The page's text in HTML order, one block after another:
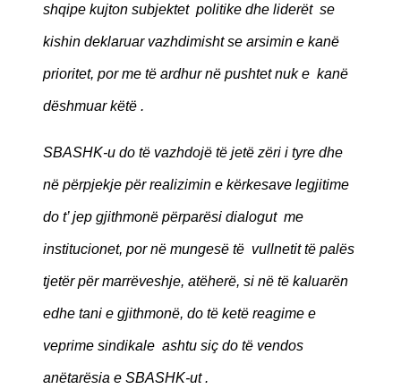
shqipe kujton subjektet politike dhe liderët se
kishin deklaruar vazhdimisht se arsimin e kanë
prioritet, por me të ardhur në pushtet nuk e kanë
dëshmuar këtë .
SBASHK-u do të vazhdojë të jetë zëri i tyre dhe
në përpjekje për realizimin e kërkesave legjitime
do t’ jep gjithmonë përparësi dialogut me
institucionet, por në mungesë të vullnetit të palës
tjetër për marrëveshje, atëherë, si në të kaluarën
edhe tani e gjithmonë, do të ketë reagime e
veprime sindikale ashtu siç do të vendos
anëtarësia e SBASHK-ut .